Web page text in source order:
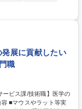
多い時には月に2、3回
は】 原薬の品質・製造
京/薬
ー/転勤無し
発展に貢献したい
職